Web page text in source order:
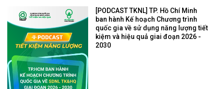
[PODCAST TKNL] TP. Hồ Chí Minh
ban hành Kế hoạch Chương trình
quốc gia về sử dụng năng lượng tiết
kiệm và hiệu quả giai đoạn 2026 -
2030